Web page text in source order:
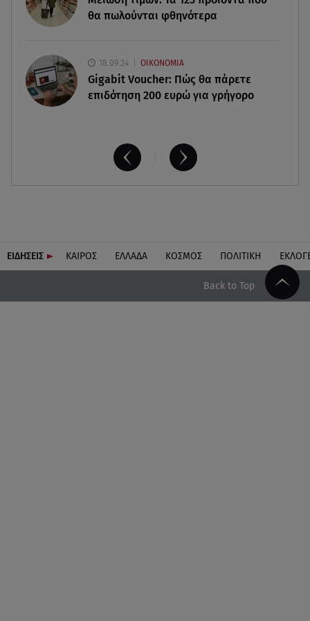
θα πωλούνται φθηνότερα
18.09.24 ΟΙΚΟΝΟΜΙΑ
Gigabit Voucher: Πώς θα πάρετε
επιδότηση 200 ευρώ για γρήγορο
ΕΙΔΗΣΕΙΣ ΚΑΙΡΟΣ ΕΛΛΑΔΑ ΚΟΣΜΟΣ ΠΟΛΙΤΙΚΗ
Back to Top